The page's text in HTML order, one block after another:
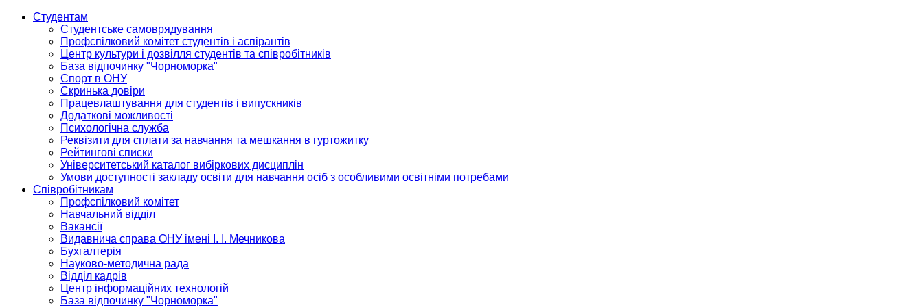
Студентам
Студентське самоврядування
Профспілковий комітет студентів і аспірантів
Центр культури і дозвілля студентів та співробітників
База відпочинку "Чорноморка"
Спорт в ОНУ
Скринька довіри
Працевлаштування для студентів і випускників
Додаткові можливості
Психологічна служба
Реквізити для сплати за навчання та мешкання в гуртожитку
Рейтингові списки
Університетський каталог вибіркових дисциплін
Умови доступності закладу освіти для навчання осіб з особливими освітніми потребами
Співробітникам
Профспілковий комітет
Навчальний відділ
Вакансії
Видавнича справа ОНУ імені І. І. Мечникова
Бухгалтерія
Науково-методична рада
Відділ кадрів
Центр інформаційних технологій
База відпочинку "Чорноморка"